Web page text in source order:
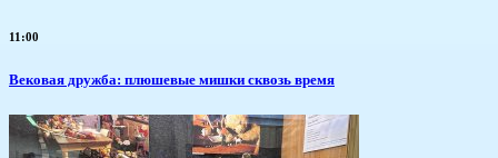
11:00
Вековая дружба: плюшевые мишки сквозь время